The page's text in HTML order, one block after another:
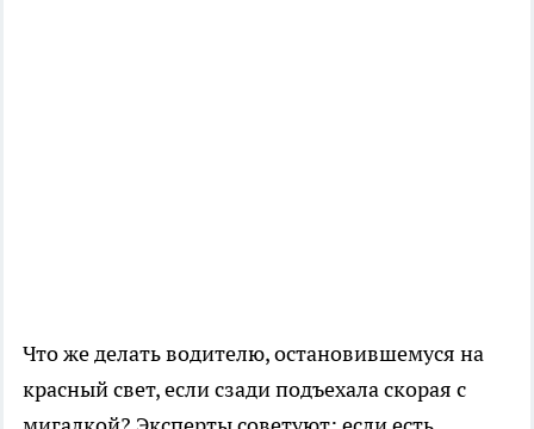
Что же делать водителю, остановившемуся на
красный свет, если сзади подъехала скорая с